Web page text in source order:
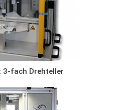
3-fach Drehteller